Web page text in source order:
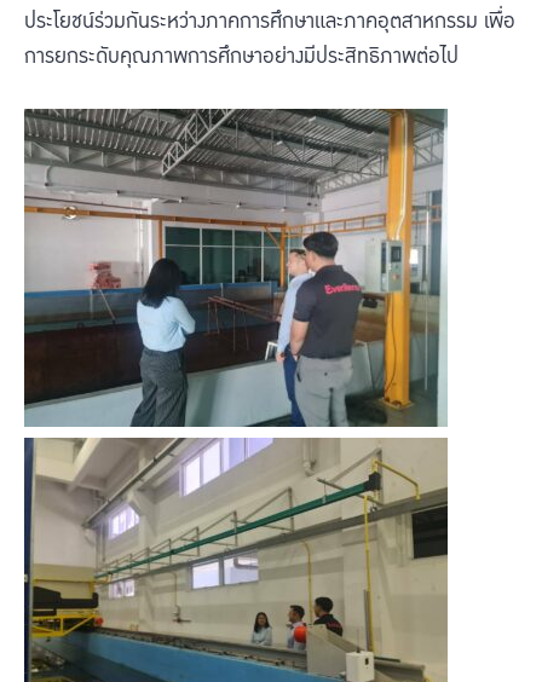
ประโยชน์ร่วมกันระหว่างภาคการศึกษาและภาคอุตสาหกรรม เพื่อ
การยกระดับคุณภาพการศึกษาอย่างมีประสิทธิภาพต่อไป